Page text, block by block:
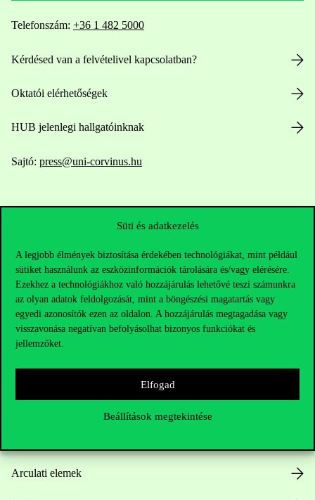
Süti és adatkezelés
A legjobb élmények biztosítása érdekében technológiákat, mint például
sütiket használunk az eszközinformációk tárolására és/vagy elérésére.
Ezekhez a technológiákhoz való hozzájárulás lehetővé teszi számunkra
az olyan adatok feldolgozását, mint a böngészési magatartás vagy
egyedi azonosítók ezen az oldalon. A hozzájárulás megtagadása vagy
visszavonása negatívan befolyásolhat bizonyos funkciókat és
jellemzőket.
Elfogad
Beállítások megtekintése
Telefonszám: +36 1 482 5000
Kérdésed van a felvételivel kapcsolatban?
Oktatói elérhetőségek
HUB jelenlegi hallgatóinknak
Sajtó: press@uni-corvinus.hu
Hasznos linkek
Nyitvatartás
Házirend
Arculati elemek